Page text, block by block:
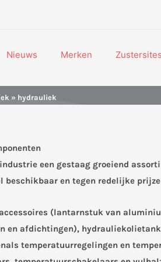
Nieuws Merken Zustersites
» hydrauliek
een gestaag groeiend
beschikbaar en tegen redelijke
(lantarnstuk van
en afdichtingen),
temperatuurregelingen en